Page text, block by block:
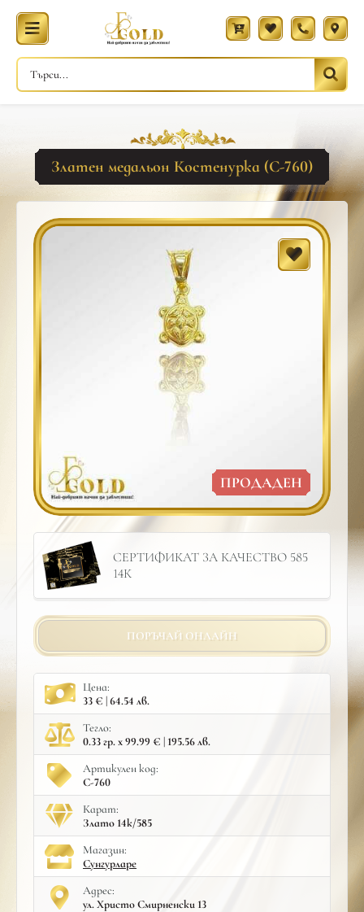
Златен медальон Костенурка (С-760)
ПРОДАДЕН
СЕРТИФИКАТ ЗА КАЧЕСТВО 585
14К
ПОРЪЧАЙ ОНЛАЙН
Цена:
33 € | 64.54 лв.
Тегло:
0.33 гр. x 99.99 € | 195.56 лв.
Артикулен код:
С-760
Карат:
Злато 14к/585
Mагазин:
Сунгурларе
Адрес:
ул. Христо Смирненски 13